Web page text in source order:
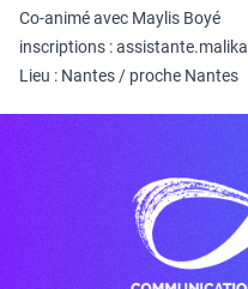
Co-animé avec Maylis Boyé
inscriptions :
Lieu : Nantes / proche Nantes